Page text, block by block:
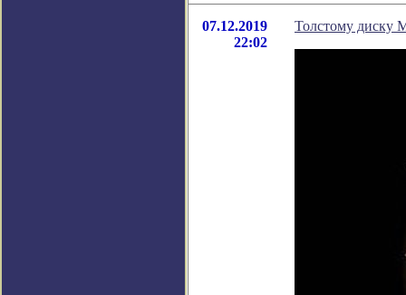
07.12.2019
22:02
Толстому диску